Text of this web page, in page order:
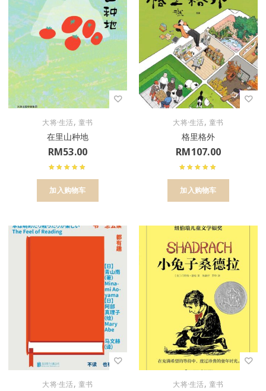
大将·生活,童书
在里山种地
RM53.00
加入购物车
大将·生活,童书
格里格外
RM107.00
加入购物车
大将·生活,童书 大将·生活,童书